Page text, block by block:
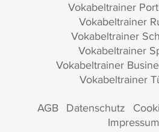
Vokabeltrainer
Vokabeltrainer
Vokabeltrainer
Vokabeltrainer
Vokabeltrainer
Vokabeltrainer
AGB Datenschutz
Impressum